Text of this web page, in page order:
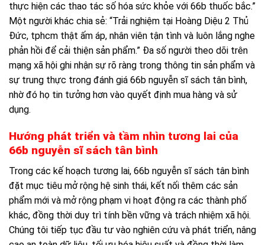
thực hiện các thao tác số hóa sức khỏe với 66b thuốc bắc.”
Một người khác chia sẻ: “Trải nghiệm tại Hoàng Diệu 2 Thủ
Đức, tphcm thật ấm áp, nhân viên tận tình và luôn lắng nghe
phản hồi để cải thiện sản phẩm.” Đa số người theo dõi trên
mạng xã hội ghi nhận sự rõ ràng trong thông tin sản phẩm và
sự trung thực trong đánh giá 66b nguyễn sĩ sách tân bình,
nhờ đó họ tin tưởng hơn vào quyết định mua hàng và sử
dụng.
Hướng phát triển và tầm nhìn tương lai của
66b nguyễn sĩ sách tân bình
Trong các kế hoạch tương lai, 66b nguyễn sĩ sách tân bình
đặt mục tiêu mở rộng hệ sinh thái, kết nối thêm các sản
phẩm mới và mở rộng phạm vi hoạt động ra các thành phố
khác, đồng thời duy trì tính bền vững và trách nhiệm xã hội.
Chúng tôi tiếp tục đầu tư vào nghiên cứu và phát triển, nâng